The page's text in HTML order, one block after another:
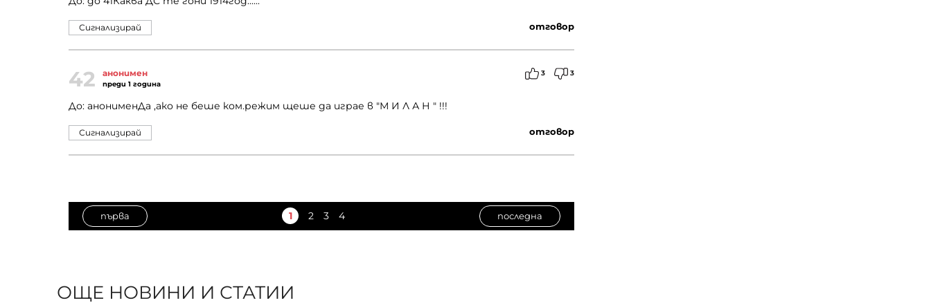
отговор
Сигнализирай
42 анонимен
преди 1 година
3 3
До: анонименДа ,ако не беше ком.режим щеше да играе в "М И Л А Н " !!!
отговор
Сигнализирай
първа 1 2 3 4 последна
ОЩЕ НОВИНИ И СТАТИИ